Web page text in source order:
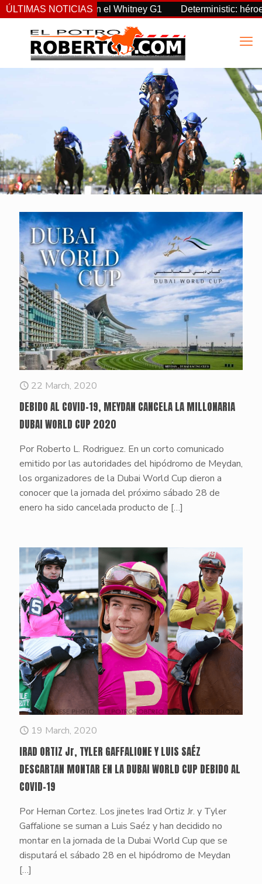
ÚLTIMAS NOTICIAS
supremo en el Whitney G1 Deterministic: héroe del
22 March, 2020
DEBIDO AL COVID-19, MEYDAN CANCELA LA MILLONARIA
DUBAI WORLD CUP 2020
Por Roberto L. Rodriguez. En un corto comunicado
emitido por las autoridades del hipódromo de Meydan,
los organizadores de la Dubai World Cup dieron a
conocer que la jornada del próximo sábado 28 de
enero ha sido cancelada producto de […]
19 March, 2020
IRAD ORTIZ Jr, TYLER GAFFALIONE Y LUIS SAÉZ
DESCARTAN MONTAR EN LA DUBAI WORLD CUP DEBIDO AL
COVID-19
Por Hernan Cortez. Los jinetes Irad Ortiz Jr. y Tyler
Gaffalione se suman a Luis Saéz y han decidido no
montar en la jornada de la Dubai World Cup que se
disputará el sábado 28 en el hipódromo de Meydan
[…]